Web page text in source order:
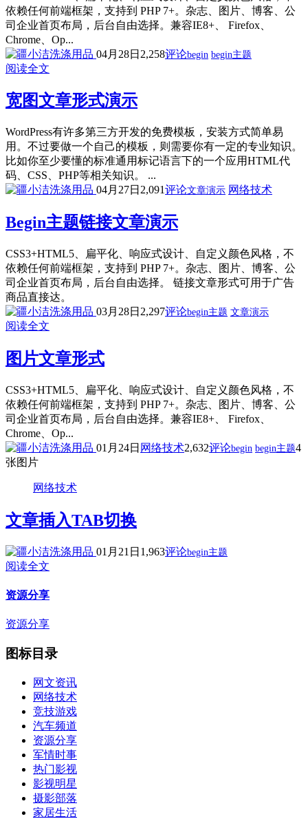
依赖任何前端框架，支持到 PHP 7+。杂志、图片、博客、公
司企业首页布局，后台自由选择。兼容IE8+、 Firefox、
Chrome、Op...
04月28日 2,258评论begin begin主题
阅读全文
宽图文章形式演示
WordPress有许多第三方开发的免费模板，安装方式简单易
用。不过要做一个自己的模板，则需要你有一定的专业知识。
比如你至少要懂的标准通用标记语言下的一个应用HTML代
码、CSS、PHP等相关知识。 ...
04月27日 2,091评论文章演示 网络技术
Begin主题链接文章演示
CSS3+HTML5、扁平化、响应式设计、自定义颜色风格，不
依赖任何前端框架，支持到 PHP 7+。杂志、图片、博客、公
司企业首页布局，后台自由选择。 链接文章形式可用于广告
商品直接达。
03月28日 2,297评论begin主题 文章演示
阅读全文
图片文章形式
CSS3+HTML5、扁平化、响应式设计、自定义颜色风格，不
依赖任何前端框架，支持到 PHP 7+。杂志、图片、博客、公
司企业首页布局，后台自由选择。兼容IE8+、 Firefox、
Chrome、Op...
01月24日 网络技术2,632评论begin begin主题4
张图片
网络技术
文章插入TAB切换
01月21日 1,963评论begin主题
阅读全文
资源分享
资源分享
图标目录
网文资讯
网络技术
竞技游戏
汽车频道
资源分享
军情时事
热门影视
影视明星
摄影部落
家居生活